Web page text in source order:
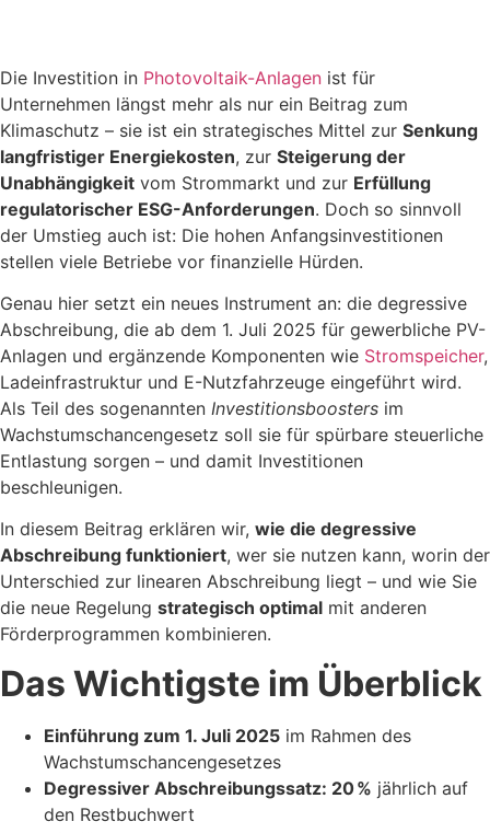
Die Investition in Photovoltaik-Anlagen ist für
Unternehmen längst mehr als nur ein Beitrag zum
Klimaschutz – sie ist ein strategisches Mittel zur Senkung
langfristiger Energiekosten, zur Steigerung der
Unabhängigkeit vom Strommarkt und zur Erfüllung
regulatorischer ESG-Anforderungen. Doch so sinnvoll
der Umstieg auch ist: Die hohen Anfangsinvestitionen
stellen viele Betriebe vor finanzielle Hürden.
Genau hier setzt ein neues Instrument an: die degressive
Abschreibung, die ab dem 1. Juli 2025 für gewerbliche PV-
Anlagen und ergänzende Komponenten wie Stromspeicher,
Ladeinfrastruktur und E-Nutzfahrzeuge eingeführt wird.
Als Teil des sogenannten Investitionsboosters im
Wachstumschancengesetz soll sie für spürbare steuerliche
Entlastung sorgen – und damit Investitionen
beschleunigen.
In diesem Beitrag erklären wir, wie die degressive
Abschreibung funktioniert, wer sie nutzen kann, worin der
Unterschied zur linearen Abschreibung liegt – und wie Sie
die neue Regelung strategisch optimal mit anderen
Förderprogrammen kombinieren.
Das Wichtigste im Überblick
Einführung zum 1. Juli 2025 im Rahmen des
Wachstumschancengesetzes
Degressiver Abschreibungssatz: 20 % jährlich auf
den Restbuchwert